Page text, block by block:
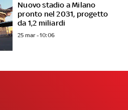
Nuovo stadio a Milano
pronto nel 2031, progetto
da 1,2 miliardi
25 mar - 10:06